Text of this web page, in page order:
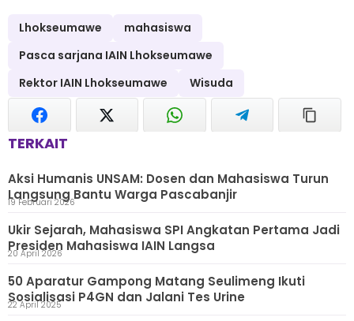
Lhokseumawe
mahasiswa
Pasca sarjana IAIN Lhokseumawe
Rektor IAIN Lhokseumawe
Wisuda
TERKAIT
Aksi Humanis UNSAM: Dosen dan Mahasiswa Turun
Langsung Bantu Warga Pascabanjir
19 Februari 2026
Ukir Sejarah, Mahasiswa SPI Angkatan Pertama Jadi
Presiden Mahasiswa IAIN Langsa
20 April 2026
50 Aparatur Gampong Matang Seulimeng Ikuti
Sosialisasi P4GN dan Jalani Tes Urine
22 April 2025